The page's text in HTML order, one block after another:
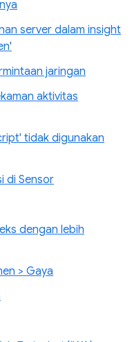
server dalam insight
jaringan
aktivitas
tidak digunakan
di Sensor
dengan lebih
> Gaya